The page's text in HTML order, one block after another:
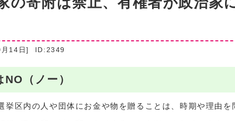
14日] ID:2349
NO（ノー）
挙区内の人や団体にお金や物を贈ることは、時期や理由を